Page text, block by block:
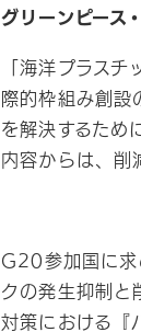
グリーンピース
「海洋プラス
際的枠組み創設
を解決するため
内容からは、削
G20参加国に求
クの発生抑制と
対策における『